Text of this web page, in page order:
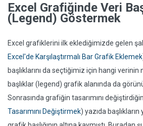
Excel Grafiğinde Veri
(Legend) Göstermek
Excel grafiklerini ilk eklediğimizde gelen
Excel'de Karşılaştırmalı Bar Grafik Eklemek
başlıklarını da seçtiğimiz için hangi verinin
başlıklar (legend) grafik alanında da
Sonrasında grafiğin tasarımını
Tasarımını Değiştirmek) yazıda